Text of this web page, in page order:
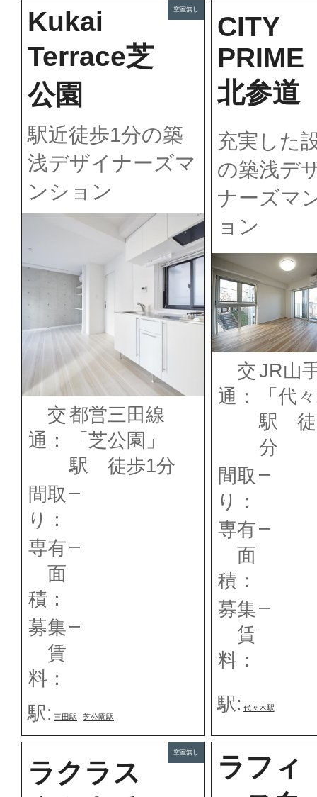
Kukai
Terrace芝
公園
駅近徒歩1分の築
浅デザイナーズマ
ンション
交
通：
都営三田線
「芝公園」
駅 徒歩1分
間取
り：
–
専有
面
積：
–
募集
賃
料：
–
駅: 三田駅 芝公園駅
空室無し
CITY
PRIME
北参道
充実した
の築浅デ
ナーズマ
ョン
交
通：
JR山
「代
駅 徒
分
間取
り：
–
専有
面
積：
–
募集
賃
料：
–
駅: 代々木駅
ラクラス
空室無し
ラフィ